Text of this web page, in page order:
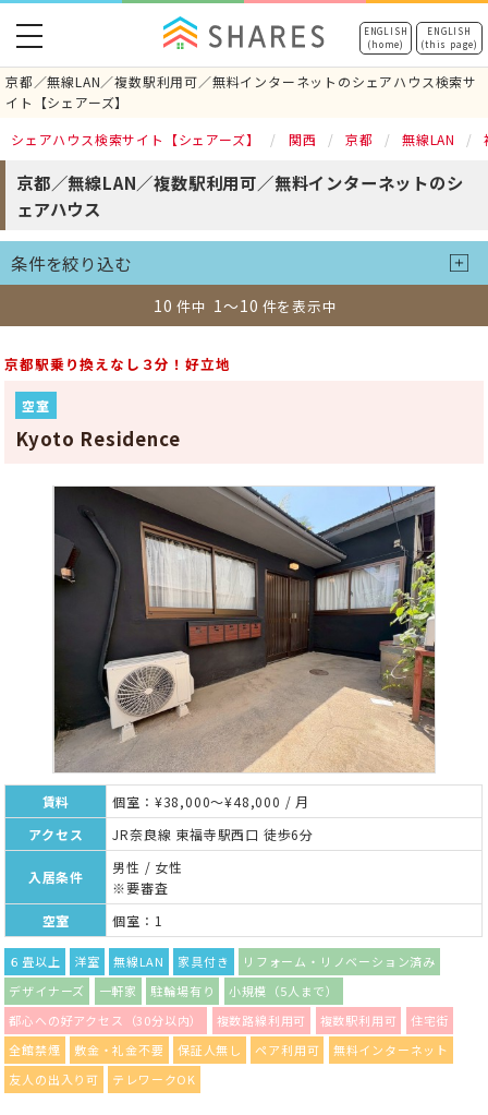
ENGLISH
(home)
ENGLISH
(this page)
京都／無線LAN／複数駅利用可／無料インターネットのシェアハウス検索サ
イト【シェアーズ】
toggle
navigation
シェアハウス検索サイト【シェアーズ】 関西 京都 無線LAN
京都／無線LAN／複数駅利用可／無料インターネットのシ
ェアハウス
条件を絞り込む
10 件中 1～10 件を表示中
京都駅乗り換えなし３分！好立地
空室
Kyoto Residence
賃料
個室：¥38,000～¥48,000 / 月
アクセス
JR奈良線 東福寺駅西口 徒歩6分
入居条件
男性 / 女性
※要審査
空室
個室：1
６畳以上 洋室 無線LAN 家具付き
リフォーム・リノベーション済み
デザイナーズ
一軒家 駐輪場有り
小規模（5人まで）
都心への好アクセス（30分以内）
複数路線利用可 複数駅利用可
住宅街
全館禁煙
敷金・礼金不要 保証人無し ペア利用可
無料インターネット
友人の出入り可
テレワークOK